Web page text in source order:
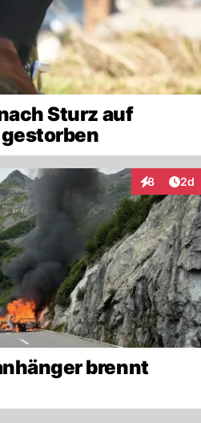
Sturz auf
8 2d
brennt